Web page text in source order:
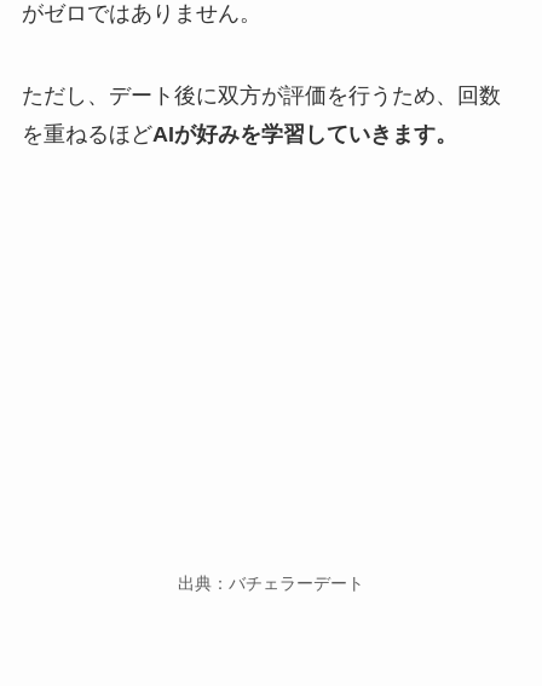
がゼロではありません。
ただし、デート後に双方が評価を行うため、回数
を重ねるほどAIが好みを学習していきます。
出典：バチェラーデート